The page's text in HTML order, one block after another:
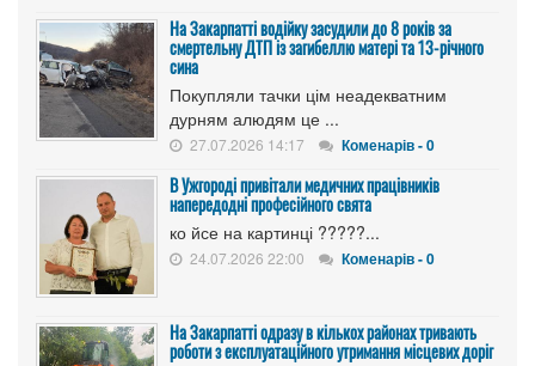
На Закарпатті водійку засудили до 8 років за
смертельну ДТП із загибеллю матері та 13-річного
сина
Покупляли тачки цім неадекватним
дурням алюдям це ...
27.07.2026 14:17 Коменарів - 0
В Ужгороді привітали медичних працівників
напередодні професійного свята
ко йсе на картинці ?????...
24.07.2026 22:00 Коменарів - 0
На Закарпатті одразу в кількох районах тривають
роботи з експлуатаційного утримання місцевих доріг